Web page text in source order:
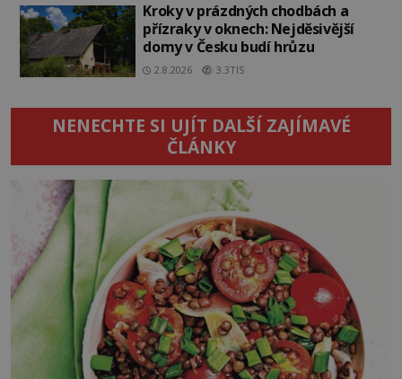
Kroky v prázdných chodbách a
přízraky v oknech: Nejděsivější
domy v Česku budí hrůzu
2.8.2026 3.3TIS
NENECHTE SI UJÍT DALŠÍ ZAJÍMAVÉ
ČLÁNKY